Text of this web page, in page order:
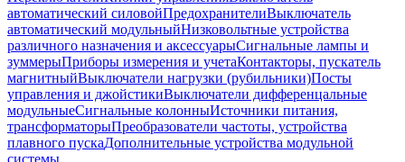
автоматический силовойПредохранителиВыключатель
автоматический модульныйНизковольтные устройства
различного назначения и аксессуарыСигнальные лампы и
зуммерыПриборы измерения и учетаКонтакторы, пускатель
магнитныйВыключатели нагрузки (рубильники)Посты
управления и джойстикиВыключатели дифференцальные
модульныеСигнальные колонныИсточники питания,
трансформаторыПреобразователи частоты, устройства
плавного пускаДополнительные устройства модульной
системы